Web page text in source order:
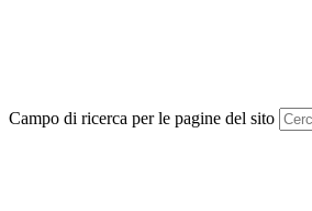
Campo di ricerca per le pagine del sito